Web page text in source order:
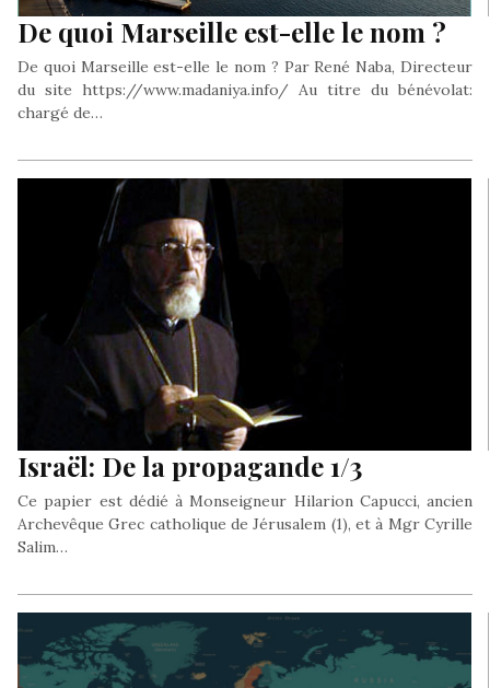
De quoi Marseille est-elle le nom ?
De quoi Marseille est-elle le nom ? Par René Naba, Directeur
du site https://www.madaniya.info/ Au titre du bénévolat:
chargé de…
Israël: De la propagande 1/3
Ce papier est dédié à Monseigneur Hilarion Capucci, ancien
Archevêque Grec catholique de Jérusalem (1), et à Mgr Cyrille
Salim…